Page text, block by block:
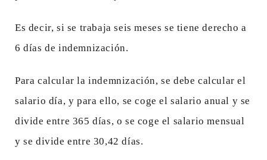
Es decir, si se trabaja seis meses se tiene derecho a
6 días de indemnización.
Para calcular la indemnización, se debe calcular el
salario día, y para ello, se coge el salario anual y se
divide entre 365 días, o se coge el salario mensual
y se divide entre 30,42 días.